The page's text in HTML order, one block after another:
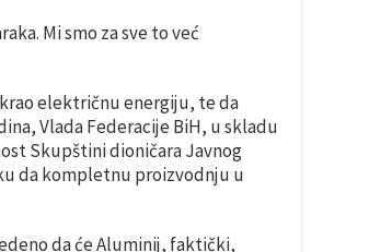
Mi smo za sve to već
električnu energiju, te da
Vlada Federacije BiH, u skladu
Skupštini dioničara Javnog
da kompletnu proizvodnju u
da će Aluminij, faktički,